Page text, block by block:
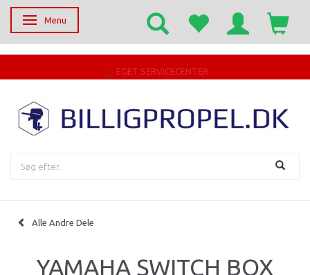
Skifte navigation
Menu
EGET SERVICECENTER
Alle Andre Dele
YAMAHA SWITCH BOX